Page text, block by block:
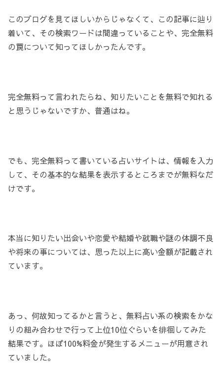
このブログを見てほしいからじゃなくて、この記事に辿り
着いて、その検索ワードは間違っていることや、完全無料
の罠について知ってほしかったんです。
完全無料って言われたらね、知りたいことを無料で知れる
と思うじゃないですか、普通はね。
でも、完全無料って書いている占いサイトは、情報を入力
して、その基本的な結果を表示するところまでが無料なだ
けです。
本当に知りたい出会いや恋愛や結婚や就職や謎の体調不良
や将来の事については、思った以上に高い金額が記載され
ています。
あっ、何故知ってるかと言うと、無料占い系の検索をかな
りの組み合わせで行って上位10位ぐらいを徘徊してみた
結果です。ほぼ100%料金が発生するメニューが用意され
ていました。